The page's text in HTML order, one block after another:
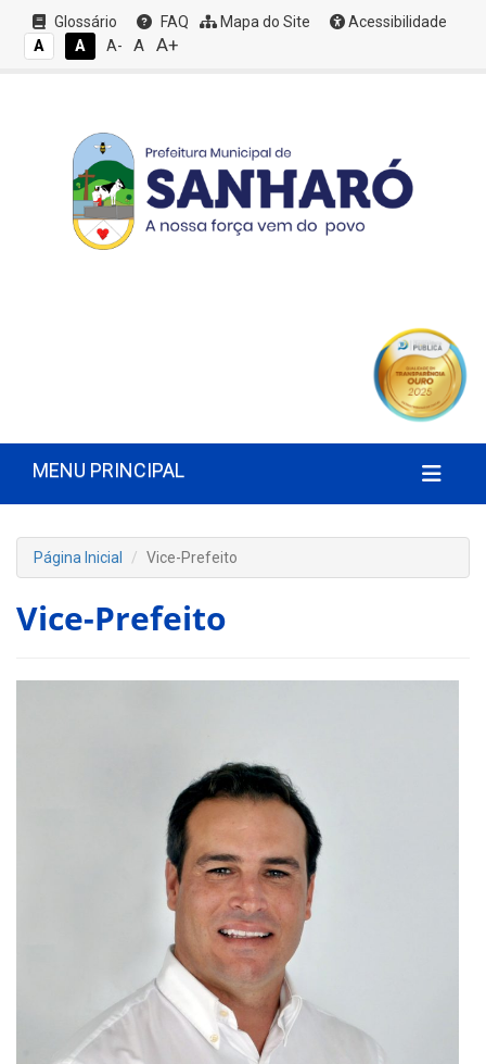
Glossário FAQ Mapa do Site
Acessibilidade
A
A A- A A+
MENU PRINCIPAL
Página Inicial Vice-Prefeito
Vice-Prefeito